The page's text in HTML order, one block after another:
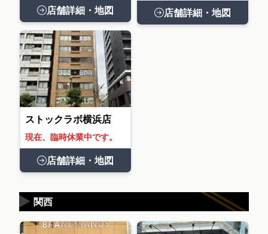
店舗詳細・地図 店舗詳細・地図
ストックラボ横浜店
現在、臨時休業中です。
店舗詳細・地図
関西
▶